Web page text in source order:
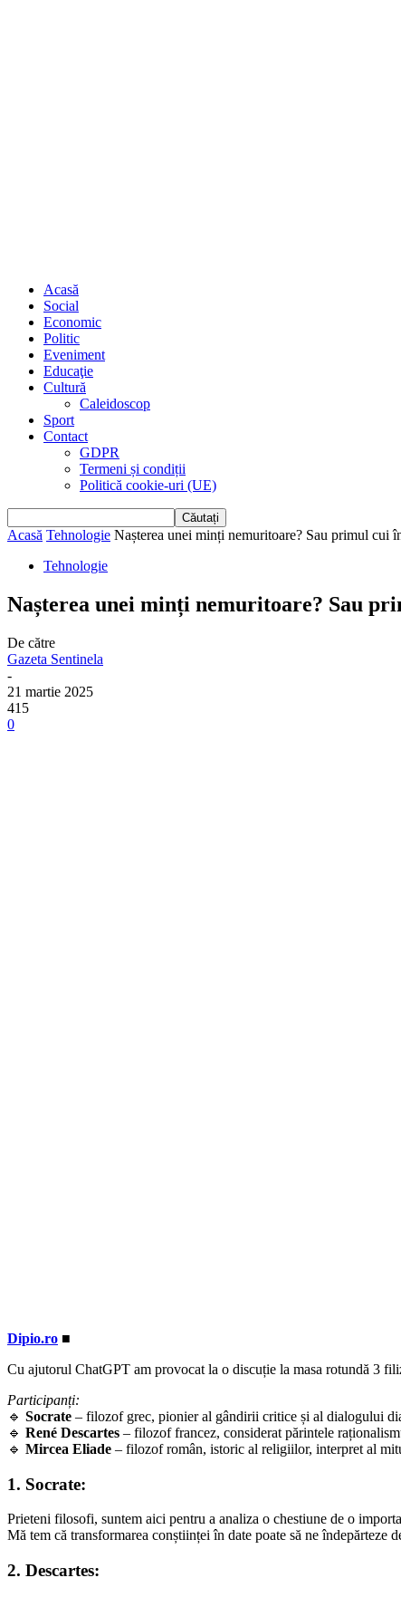
Acasă
Social
Economic
Politic
Eveniment
Educaţie
Cultură
Caleidoscop
Sport
Contact
GDPR
Termeni și condiții
Politică cookie-uri (UE)
Acasă Tehnologie Nașterea unei minți nemuritoare? Sau primul cui
Tehnologie
Nașterea unei minți nemuritoare? Sau
De către
Gazeta Sentinela
-
21 martie 2025
415
0
Dipio.ro ■
Cu ajutorul ChatGPT am provocat la o discuție la masa rotundă 3
Participanți:
🔹 Socrate – filozof grec, pionier al gândirii critice și al dialogului
🔹 René Descartes – filozof francez, considerat părintele
🔹 Mircea Eliade – filozof român, istoric al religiilor, interpret al
1. Socrate:
Prieteni filosofi, suntem aici pentru a analiza o chestiune de o
Mă tem că transformarea conștiinței în date poate să ne îndepărteze
2. Descartes: